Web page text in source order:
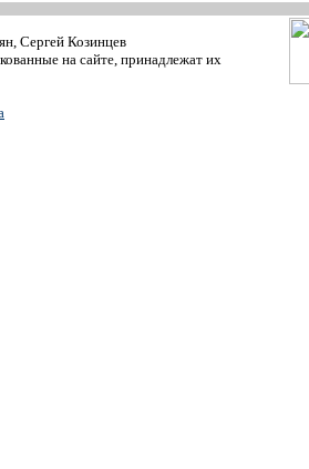
Сергей Козинцев
на сайте, принадлежат их